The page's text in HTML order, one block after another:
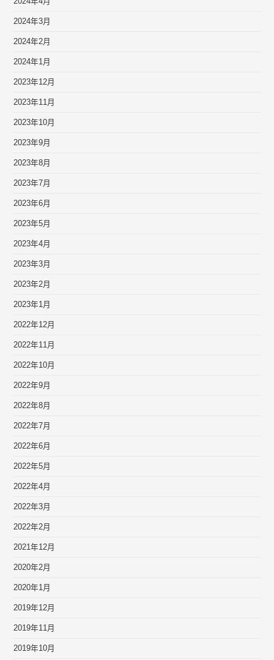
2024年3月
2024年2月
2024年1月
2023年12月
2023年11月
2023年10月
2023年9月
2023年8月
2023年7月
2023年6月
2023年5月
2023年4月
2023年3月
2023年2月
2023年1月
2022年12月
2022年11月
2022年10月
2022年9月
2022年8月
2022年7月
2022年6月
2022年5月
2022年4月
2022年3月
2022年2月
2021年12月
2020年2月
2020年1月
2019年12月
2019年11月
2019年10月